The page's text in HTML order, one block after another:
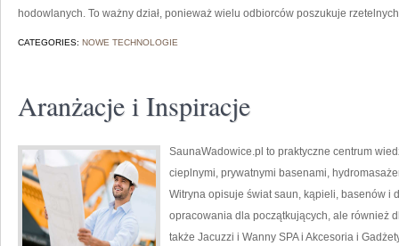
hodowlanych. To ważny dział, ponieważ wielu odbiorców poszukuje
CATEGORIES: NOWE TECHNOLOGIE
Aranżacje i Inspiracje
SaunaWadowice.pl to praktyczne centrum
cieplnymi, prywatnymi basenami,
Witryna opisuje świat saun, kąpieli, basenów i
opracowania dla początkujących, ale również
także Jacuzzi i Wanny SPA i Akcesoria i